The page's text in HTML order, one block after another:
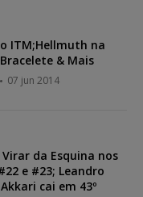
ITM;Hellmuth na
& Mais
07 jun 2014
da Esquina nos
e #23; Leandro
cai em 43º